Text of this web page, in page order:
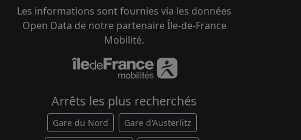
Les informations sont fournies via les données
Open Data de notre partenaire Île-de-France
Mobilité.
Arrêts les plus recherchés
Gare du Nord Gare d'Austerlitz